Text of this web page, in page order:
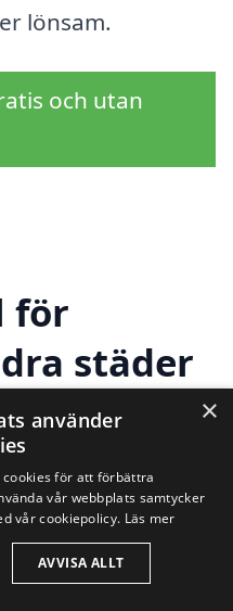
lönsam.
och utan
för
städer
Svängsta är ett
dina
till en mer
×
använder
för att förbättra
vår webbplats samtycker
vår cookiepolicy. Läs mer
AVVISA ALLT